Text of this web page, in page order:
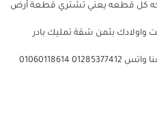
حسب مساحه كل قطعه يعني تشتري قطعة أرض
واولادك بثمن شقة تمليك بادر